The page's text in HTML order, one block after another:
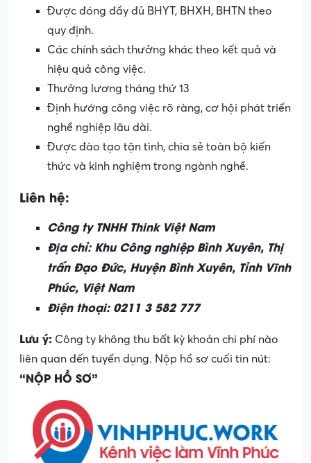
Được đóng đầy đủ BHYT, BHXH, BHTN theo
quy định.
Các chính sách thưởng khác theo kết quả và
hiệu quả công việc.
Thưởng lương tháng thứ 13
Định hướng công việc rõ ràng, cơ hội phát triển
nghề nghiệp lâu dài.
Được đào tạo tận tình, chia sẻ toàn bộ kiến
thức và kinh nghiệm trong ngành nghề.
Liên hệ:
Công ty TNHH Think Việt Nam
Địa chỉ: Khu Công nghiệp Bình Xuyên, Thị
trấn Đạo Đức, Huyện Bình Xuyên, Tỉnh Vĩnh
Phúc, Việt Nam
Điện thoại: 0211 3 582 777
Lưu ý: Công ty không thu bất kỳ khoản chi phí nào
liên quan đến tuyển dụng. Nộp hồ sơ cuối tin nút:
“NỘP HỒ SƠ”